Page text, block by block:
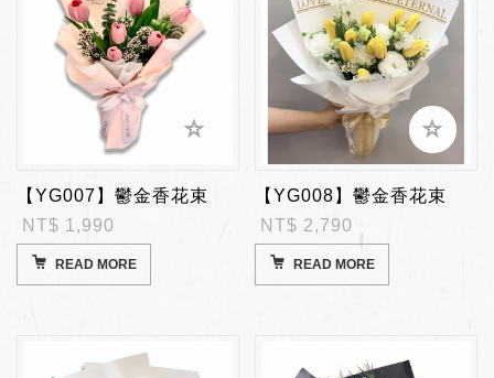
【YG007】鬱金香花束
NT$ 1,990
READ MORE
【YG008】鬱金香花束
NT$ 2,790
READ MORE